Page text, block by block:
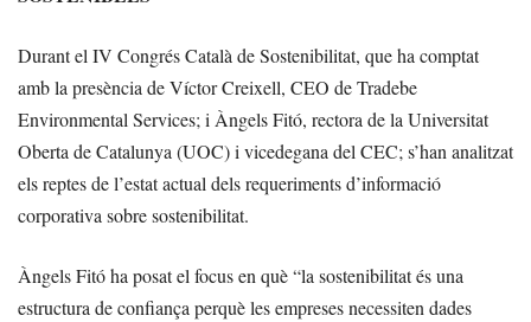
Durant el IV Congrés Català de Sostenibilitat, que ha comptat
amb la presència de Víctor Creixell, CEO de Tradebe
Environmental Services; i Àngels Fitó, rectora de la Universitat
Oberta de Catalunya (UOC) i vicedegana del CEC; s’han analitzat
els reptes de l’estat actual dels requeriments d’informació
corporativa sobre sostenibilitat.
Àngels Fitó ha posat el focus en què “la sostenibilitat és una
estructura de confiança perquè les empreses necessiten dades